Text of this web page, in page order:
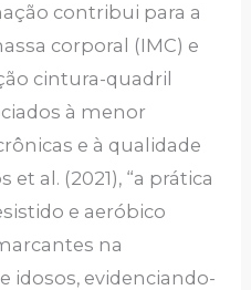
contribui para a
corporal (IMC) e
cintura-quadril
à menor
e à qualidade
et al. (2021), “a prática
e aeróbico
na
idosos, evidenciando-